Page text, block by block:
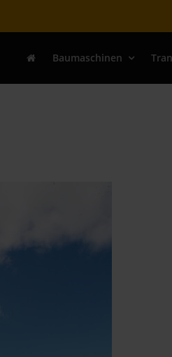
überspringenBaumaschinen